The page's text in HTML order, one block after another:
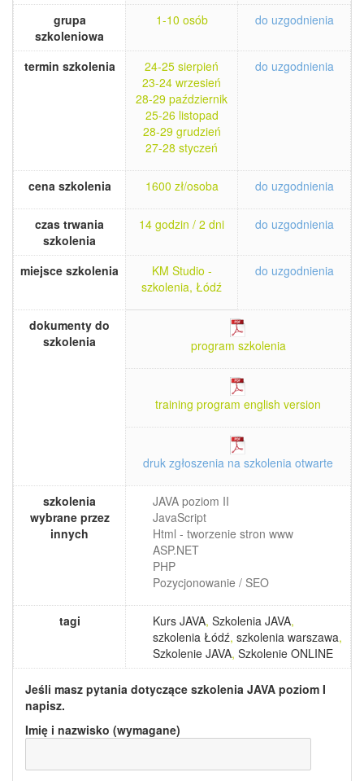
grupa
szkoleniowa
1-10 osób do uzgodnienia
termin szkolenia
24-25 sierpień
23-24 wrzesień
28-29 październik
25-26 listopad
28-29 grudzień
27-28 styczeń
do uzgodnienia
cena szkolenia 1600 zł/osoba do uzgodnienia
czas trwania
szkolenia
14 godzin / 2 dni do uzgodnienia
miejsce szkolenia
KM Studio -
szkolenia, Łódź
do uzgodnienia
dokumenty do
szkolenia
program szkolenia
training program english version
druk zgłoszenia na szkolenia otwarte
szkolenia
wybrane przez
innych
JAVA poziom II
JavaScript
Html - tworzenie stron www
ASP.NET
PHP
Pozycjonowanie / SEO
tagi Kurs JAVA, Szkolenia JAVA,
szkolenia Łódź, szkolenia warszawa,
Szkolenie JAVA, Szkolenie ONLINE
Jeśli masz pytania dotyczące szkolenia JAVA poziom I
napisz.
Imię i nazwisko (wymagane)